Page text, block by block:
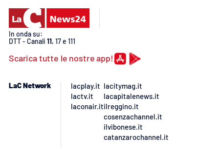
PROGETTI
SPECIALI
Buona Sanità Calabria
In onda su:
DTT - Canali 11, 17 e 111
Scarica tutte le nostre app!
LaC Network
lacplay.it
lactv.it
laconair.it
lacitymag.it
lacapitalenews.it
ilreggino.it
cosenzachannel.it
ilvibonese.it
catanzarochannel.it